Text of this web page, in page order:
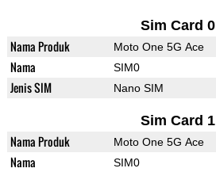
Sim Card 0
Nama Produk Moto One 5G Ace
Nama SIM0
Jenis SIM Nano SIM
Sim Card 1
Nama Produk Moto One 5G Ace
Nama SIM0